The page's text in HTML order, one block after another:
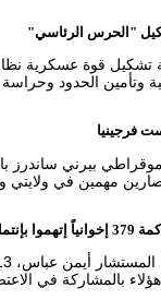
"الحرس الرئاسي"
تشكيل قوة عسكرية
وتأمين الحدود
فرجينيا
بيرني ساندرز
مهمين في ولايتي
بالمشاركة في